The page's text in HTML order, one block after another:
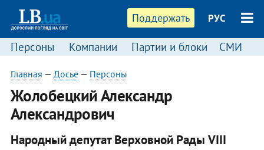
Поддержать РУС
Персоны Компании Партии и блоки СМИ
Главная — Досье— Персоны
​Жолобецкий Александр
Александрович
Народный депутат Верховной Рады VIII